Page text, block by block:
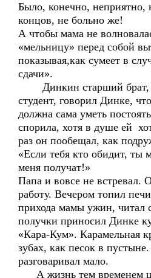
Было, конечно, неприятно,
концов, не больно же!
А чтобы мама не
«мельницу» перед собой
показывая,как сумеет в
сдачи».
Динкин старший брат,
студент, говорил Динке,
должна сама уметь
спорила, хотя в душе ей
раз он пообещал, как
«Если тебя кто обидит, ты
меня получат!»
Папа и вовсе не встревал.
работу. Вечером топил
прихода мамы ужин, читал
получки приносил Динке
«Кара-Кум». Карамельная
зубах, как песок в
разговаривал мало.
А жизнь тем временем